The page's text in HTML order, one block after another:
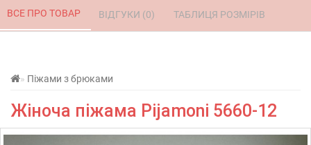
Піжами з брюками
Жіноча піжама Pijamoni 5660-12
ВСЕ ПРО ТОВАР ВІДГУКИ (0) ТАБЛИЦЯ РОЗМІРІВ